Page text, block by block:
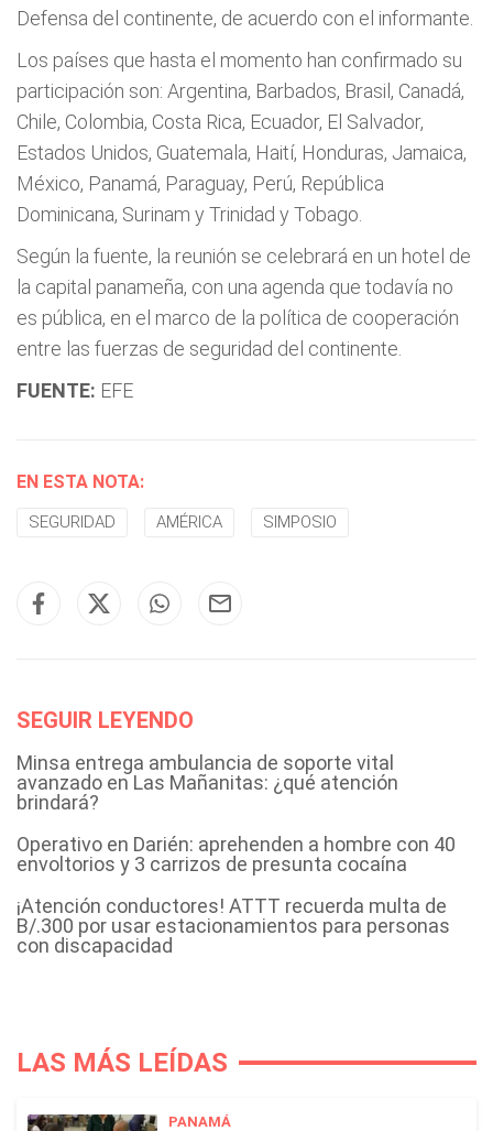
Defensa del continente, de acuerdo con el informante.
Los países que hasta el momento han confirmado su
participación son: Argentina, Barbados, Brasil, Canadá,
Chile, Colombia, Costa Rica, Ecuador, El Salvador,
Estados Unidos, Guatemala, Haití, Honduras, Jamaica,
México, Panamá, Paraguay, Perú, República
Dominicana, Surinam y Trinidad y Tobago.
Según la fuente, la reunión se celebrará en un hotel de
la capital panameña, con una agenda que todavía no
es pública, en el marco de la política de cooperación
entre las fuerzas de seguridad del continente.
FUENTE: EFE
EN ESTA NOTA:
SEGURIDAD AMÉRICA SIMPOSIO
SEGUIR LEYENDO
Minsa entrega ambulancia de soporte vital
avanzado en Las Mañanitas: ¿qué atención
brindará?
Operativo en Darién: aprehenden a hombre con 40
envoltorios y 3 carrizos de presunta cocaína
¡Atención conductores! ATTT recuerda multa de
B/.300 por usar estacionamientos para personas
con discapacidad
LAS MÁS LEÍDAS
PANAMÁ